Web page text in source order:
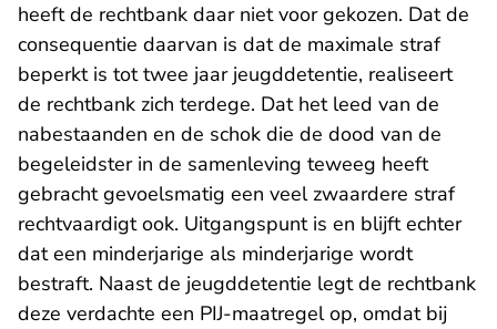
heeft de rechtbank daar niet voor gekozen. Dat de
consequentie daarvan is dat de maximale straf
beperkt is tot twee jaar jeugddetentie, realiseert
de rechtbank zich terdege. Dat het leed van de
nabestaanden en de schok die de dood van de
begeleidster in de samenleving teweeg heeft
gebracht gevoelsmatig een veel zwaardere straf
rechtvaardigt ook. Uitgangspunt is en blijft echter
dat een minderjarige als minderjarige wordt
bestraft. Naast de jeugddetentie legt de rechtbank
deze verdachte een PIJ-maatregel op, omdat bij